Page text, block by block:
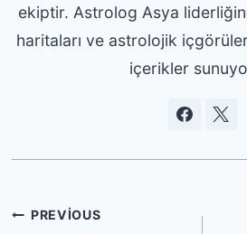
ekiptir. Astrolog Asya
haritaları ve astrolojik
içerikler
YazıPREVIOUS